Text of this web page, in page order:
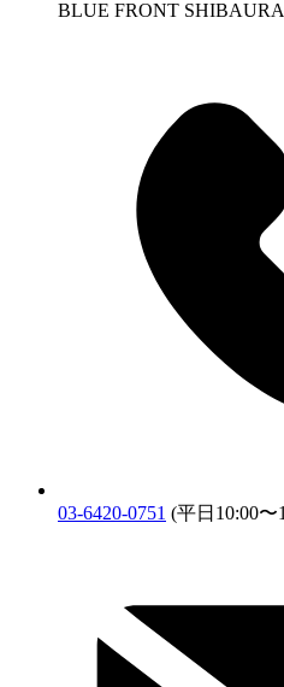
BLUE FRONT
03-6420-0751 (平日10:00〜